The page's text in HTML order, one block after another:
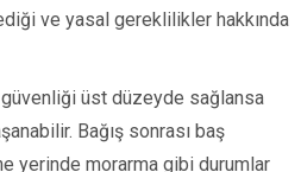
ve yasal gereklilikler hakkında
güvenliği üst düzeyde sağlansa
Bağış sonrası baş
yerinde morarma gibi durumlar